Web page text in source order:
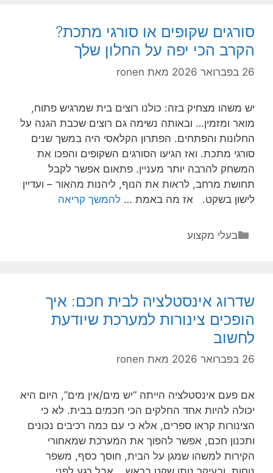
סורגים שקופים או סורגי מתכת?
הקרב הכי יפה על החלון שלך
26 בפברואר 2026 מאת ronen
יש משהו מצחיק בזה: כולנו רוצים בית שמרגיש פתוח,
מואר ומזמין… ובאותה נשימה גם רוצים שכבת הגנה על
החלונות והפתחים. הפתרון הקלאסי היה במשך שנים
סורגי מתכת. ואז הגיעו הסורגים השקופים והפכו את
המשחק להרבה יותר מעניין. פתאום אפשר לקבל
תחושת מרחב, לראות את הנוף, ליהנות מהאור – ועדיין
לישון בשקט. אז מה באמת … להמשך קריאה
יפה
על
קטגוריות
בעלי מקצוע
שדרוג אינסטלציה לבית חכם: איך
הופכים צינורות למערכת שיודעת
לחשוב
26 בפברואר 2026 מאת ronen
אם פעם אינסטלציה הייתה “יש מים/אין מים”, היום היא
יכולה להיות אחד החלקים הכי חכמים בבית. לא כי
הצינורות קראו ספרים, אלא כי עם כמה רכיבים נכונים
ותכנון חכם, אפשר להפוך את המערכת שמאחורי
הקירות למשהו שמגן על הבית, חוסך כסף, משפר